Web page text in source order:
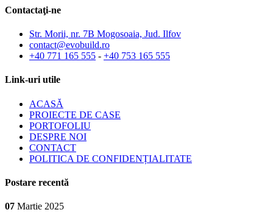
Contactaţi-ne
Str. Morii, nr. 7B Mogosoaia, Jud. Ilfov
contact@evobuild.ro
+40 771 165 555 - +40 753 165 555
Link-uri utile
ACASĂ
PROIECTE DE CASE
PORTOFOLIU
DESPRE NOI
CONTACT
POLITICA DE CONFIDENȚIALITATE
Postare recentă
07 Martie 2025